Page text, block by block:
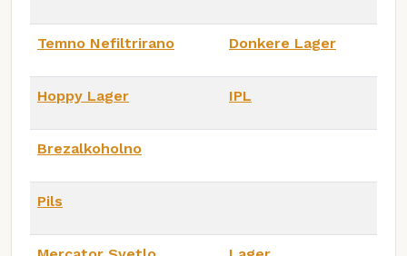
Temno Nefiltrirano Donkere Lager
Hoppy Lager IPL
Brezalkoholno
Pils